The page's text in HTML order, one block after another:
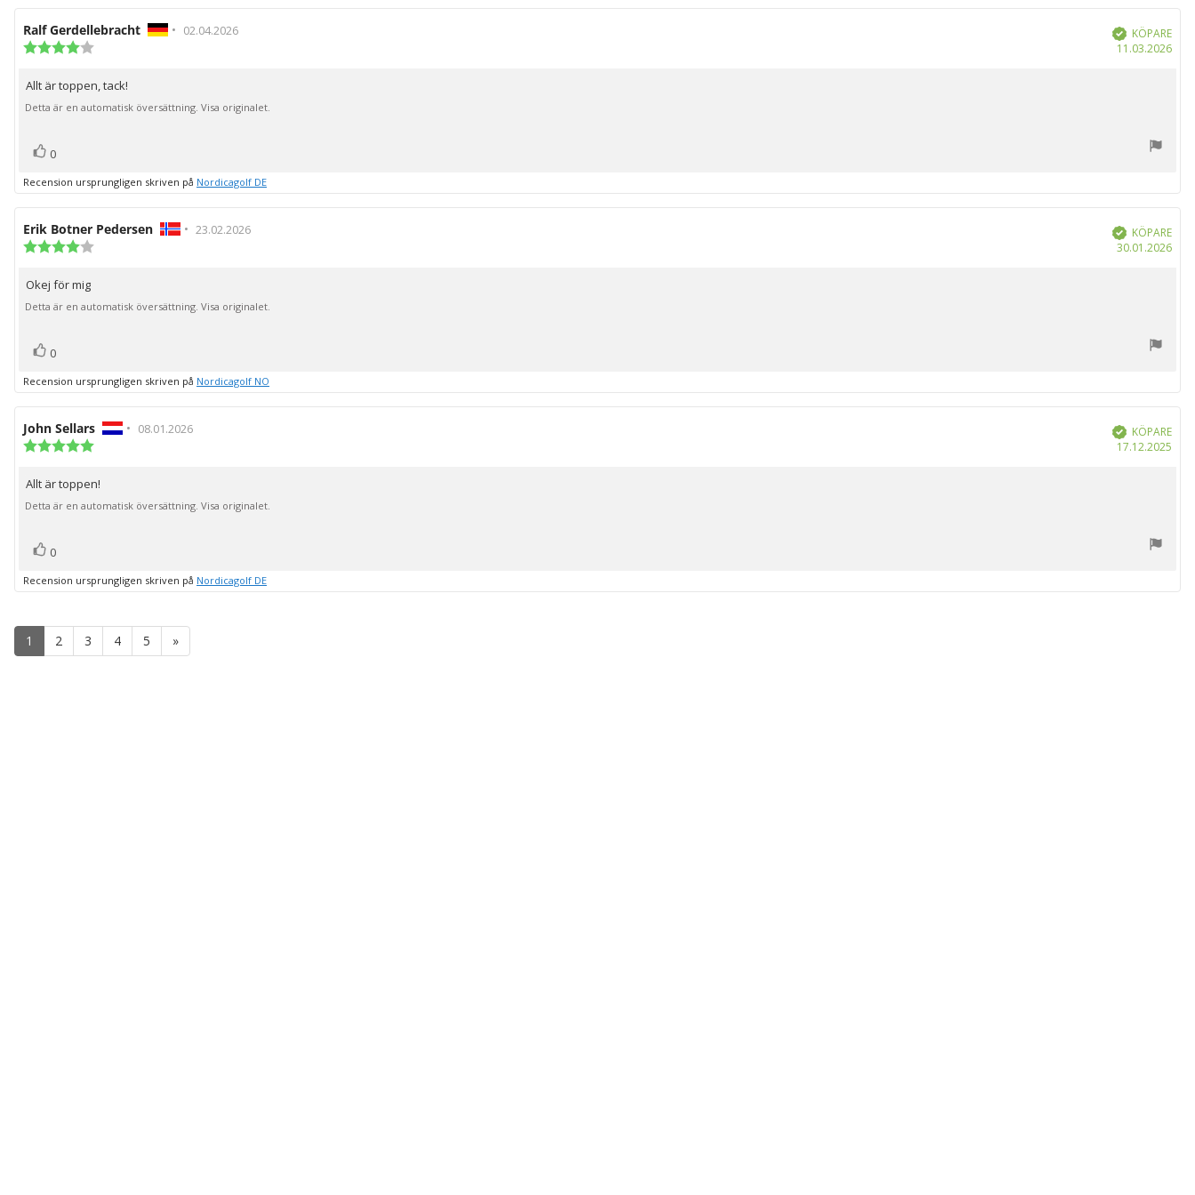
Recensionsförfattare:
Ralf Gerdellebracht • Recensionsdatum:
02.04.2026
5
stjärnor
Bekräftad
KÖPARE
11.03.2026
Recensionstext:
Allt är toppen, tack!
Detta är en automatisk översättning. Visa originalet.
Rösta
0
Recension ursprungligen skriven på Nordicagolf DE
Recensionsförfattare:
Erik Botner Pedersen • Recensionsdatum:
23.02.2026
stjärnor
Bekräftad
KÖPARE
30.01.2026
Recensionstext:
Okej för mig
Detta är en automatisk översättning. Visa originalet.
Rösta
0
Recension ursprungligen skriven på Nordicagolf NO
Recensionsförfattare:
John Sellars • Recensionsdatum:
08.01.2026
5
stjärnor
Bekräftad
KÖPARE
17.12.2025
Recensionstext:
Allt är toppen!
Detta är en automatisk översättning. Visa originalet.
Rösta
0
Recension ursprungligen skriven på Nordicagolf DE
1 2 3 4 5 »